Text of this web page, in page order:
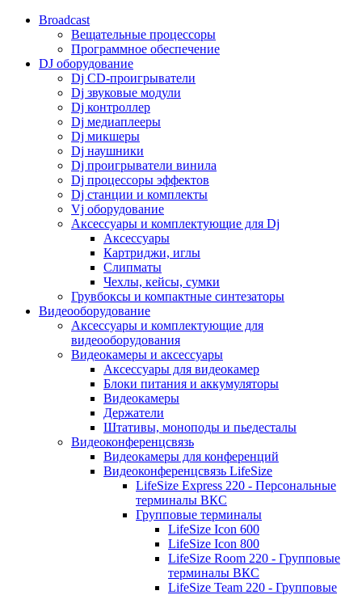
Broadcast
Вещательные процессоры
Программное обеспечение
DJ оборудование
Dj CD-проигрыватели
Dj звуковые модули
Dj контроллер
Dj медиаплееры
Dj микшеры
Dj наушники
Dj проигрыватели винила
Dj процессоры эффектов
Dj станции и комплекты
Vj оборудование
Аксессуары и комплектующие для Dj
Аксессуары
Картриджи, иглы
Слипматы
Чехлы, кейсы, сумки
Грувбоксы и компактные синтезаторы
Видеооборудование
Аксессуары и комплектующие для
видеооборудования
Видеокамеры и аксессуары
Аксессуары для видеокамер
Блоки питания и аккумуляторы
Видеокамеры
Держатели
Штативы, моноподы и пьедесталы
Видеоконференцсвязь
Видеокамеры для конференций
Видеоконференцсвязь LifeSize
LifeSize Express 220 - Персональные
терминалы ВКС
Групповые терминалы
LifeSize Icon 600
LifeSize Icon 800
LifeSize Room 220 - Групповые
терминалы ВКС
LifeSize Team 220 - Групповые